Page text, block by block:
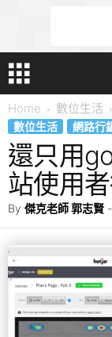
Home 數位生活
數位生活 網路行
還只用
站使用
By 傑克老師 郭志賢-